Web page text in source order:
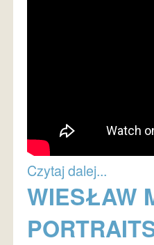
Czytaj dalej...
WIESŁAW